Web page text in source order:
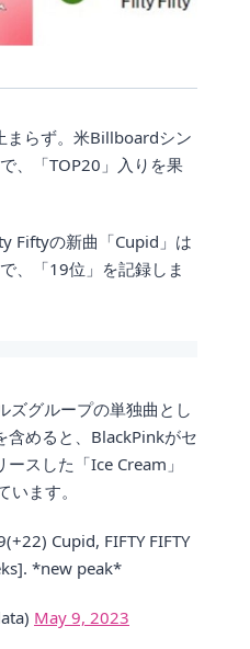
まらず。米Billboardシン
、「TOP20」入りを果
Fiftyの新曲「Cupid」は
、「19位」を記録しま
ズグループの単独曲とし
含めると、BlackPinkがセ
スした「Ice Cream」
ます。
Cupid, FIFTY FIFTY
*new peak*
May 9, 2023